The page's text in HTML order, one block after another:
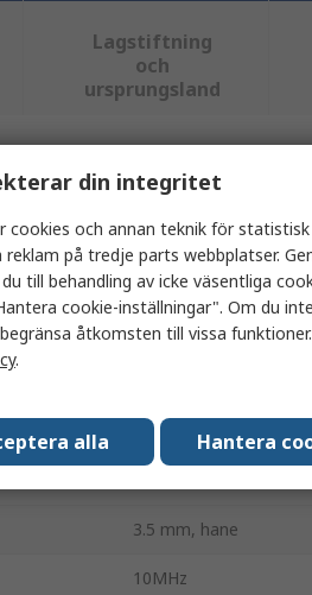
Lagstiftning
och
ursprungsland
ett eller flera attribut.
Värde
Keysight Technologies
Sensor RF-effektsensor
USB 2.0
3.5 mm, hane
10MHz
din integritet
cookies och annan teknik för
på tredje parts webbplatser.
till behandling av icke väsentliga
cookie-inställningar". Om du
åtkomsten till vissa
.
alla Hantera